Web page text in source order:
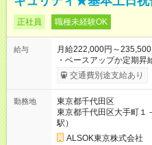
正社員 職種未経験OK
給与
月給222,000円～235,500
・ベースアップか定期
級制度があり昇級によ
プを意識して頑張れます。 【試用期間】試用期間あり 試用期間
交通費別途支給あり
勤務地
東京都千代田区
東京都千代田区大手町１
駅）
ALSOK東京株式会社